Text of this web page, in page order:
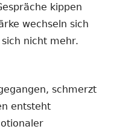
kippen
wechseln sich
nicht mehr.
schmerzt
entsteht